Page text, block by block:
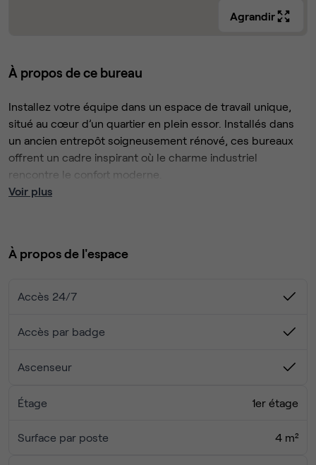
Agrandir
À propos de ce bureau
Installez votre équipe dans un espace de travail unique,
situé au cœur d’un quartier en plein essor. Installés dans
un ancien entrepôt soigneusement rénové, ces bureaux
offrent un cadre inspirant où le charme industriel
rencontre le confort moderne.
sont pensés pour répondre à tous les modes de travail :
espaces de détente baignés de lumière naturelle.
choix de commerces situés à quelques pas ou d’un
secteur. Un lieu idéal pour développer votre activité dans
Voir plus
À propos de l'espace
Accès 24/7
Accès par badge
Ascenseur
Étage 1er étage
Surface par poste 4 m²